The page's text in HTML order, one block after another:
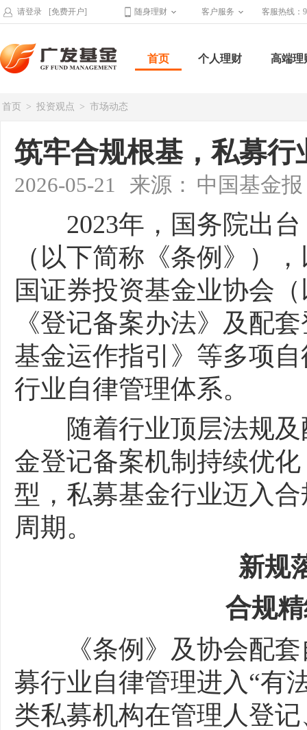
请登录 [免费开户] 随身理财 客户服务 客服热线：
首页 个人理财 高端理
首页 > 投资观点 > 市场动态
筑牢合规根基，私募
2026-05-21 来源： 中国基金报
2023年，国务院出台
（以下简称《条例》）
国证券投资基金业协会
《登记备案办法》及配
基金运作指引》等多项
行业自律管理体系。
随着行业顶层法规及
金登记备案机制持续优
型，私募基金行业迈入
周期。
新规落
合规精
《条例》及协会配套
募行业自律管理进入“有
类私募机构在管理人登